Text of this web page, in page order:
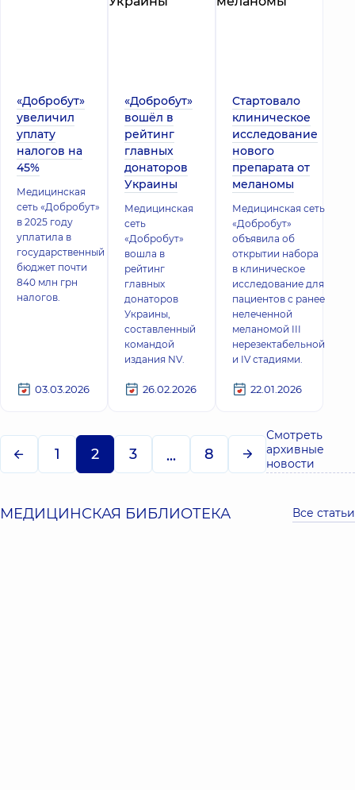
«Добробут»
увеличил
уплату
налогов на
45%
Медицинская
сеть «Добробут»
в 2025 году
уплатила в
государственный
бюджет почти
840 млн грн
налогов.
03.03.2026
«Добробут»
вошёл в
рейтинг
главных
донаторов
Украины
Медицинская
сеть
«Добробут»
вошла в
рейтинг
главных
донаторов
Украины,
составленный
командой
издания NV.
26.02.2026
Стартовало
клиническое
исследование
нового
препарата от
меланомы
Медицинская сеть
«Добробут»
объявила об
открытии набора
в клиническое
исследование для
пациентов с ранее
нелеченной
меланомой III
нерезектабельной
и IV стадиями.
22.01.2026
1 2 3 ... 8
Смотреть
архивные
новости
МЕДИЦИНСКАЯ БИБЛИОТЕКА Все статьи